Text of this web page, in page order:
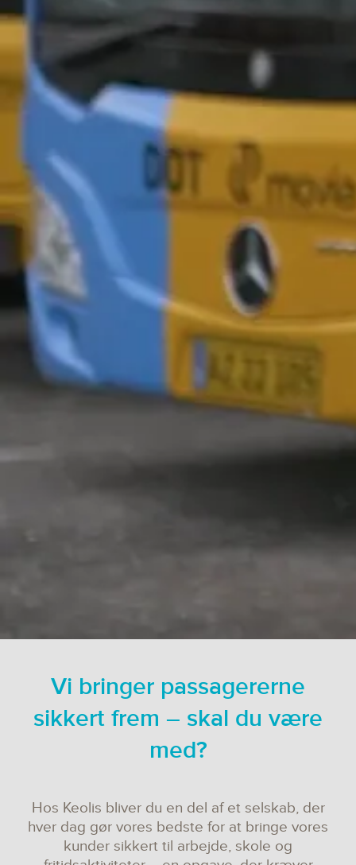
Vi bringer passagererne
sikkert frem – skal du være
med?
Hos Keolis bliver du en del af et selskab, der
hver dag gør vores bedste for at bringe vores
kunder sikkert til arbejde, skole og